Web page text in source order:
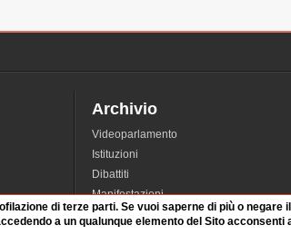
Archivio
Videoparlamento
Istituzioni
Dibattiti
Manifestazioni
Radicali
di terze parti. Se vuoi saperne di più o negare
a un qualunque elemento del Sito acconsenti